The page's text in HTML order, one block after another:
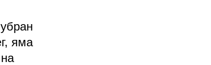
яма
на